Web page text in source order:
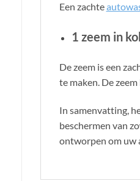
Een zachte
1 zeem in
De zeem is een
te maken. De
In samenvatting,
beschermen van
ontworpen om uw